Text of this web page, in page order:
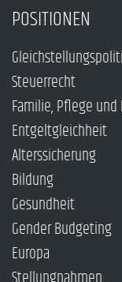
POSITIONEN
Steuerrecht
Familie, Pflege und
Entgeltgleichheit
Alterssicherung
Bildung
Gesundheit
Gender Budgeting
Europa